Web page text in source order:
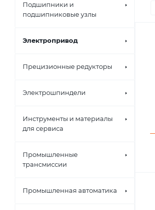
Подшипники и
подшипниковые узлы
Электропривод
Прецизионные редукторы
Электрошпиндели
Инструменты и материалы
для сервиса
Промышленные
трансмиссии
Промышленная автоматика